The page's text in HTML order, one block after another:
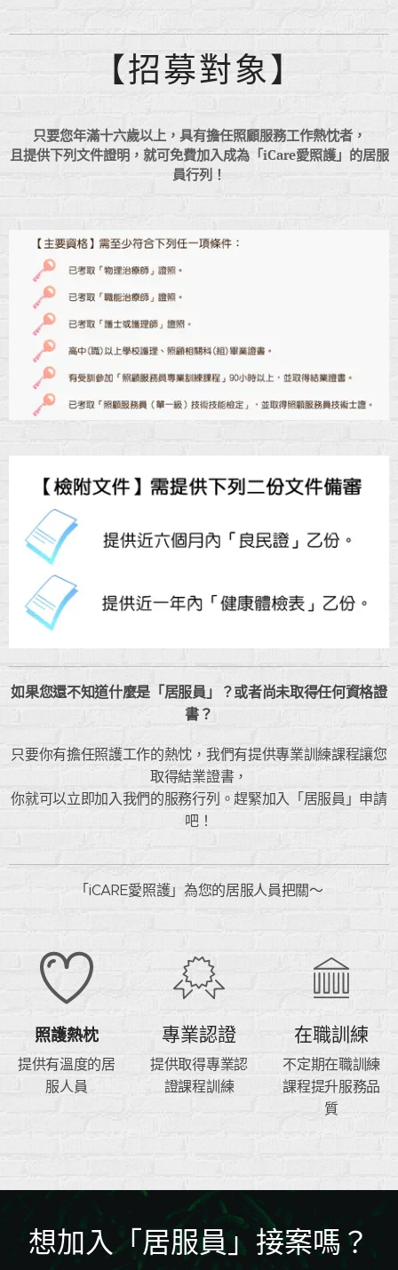
【招募對象】
只要您年滿十六歲以上，具有擔任照顧服務工作熱忱者，
且提供下列文件證明，就可免費加入成為「iCare愛照護」的居服
員行列！
如果您還不知道什麼是「居服員」？或者尚未取得任何資格證
書？
只要你有擔任照護工作的熱忱，我們有提供專業訓練課程讓您
取得結業證書，
你就可以立即加入我們的服務行列。趕緊加入「居服員」申請
吧！
「iCARE愛照護」為您的居服人員把關～
照護熱枕
提供有溫度的居
服人員
專業認證
提供取得專業認
證課程訓練
在職訓練
不定期在職訓練
課程提升服務品
質
想加入「居服員」接案嗎？